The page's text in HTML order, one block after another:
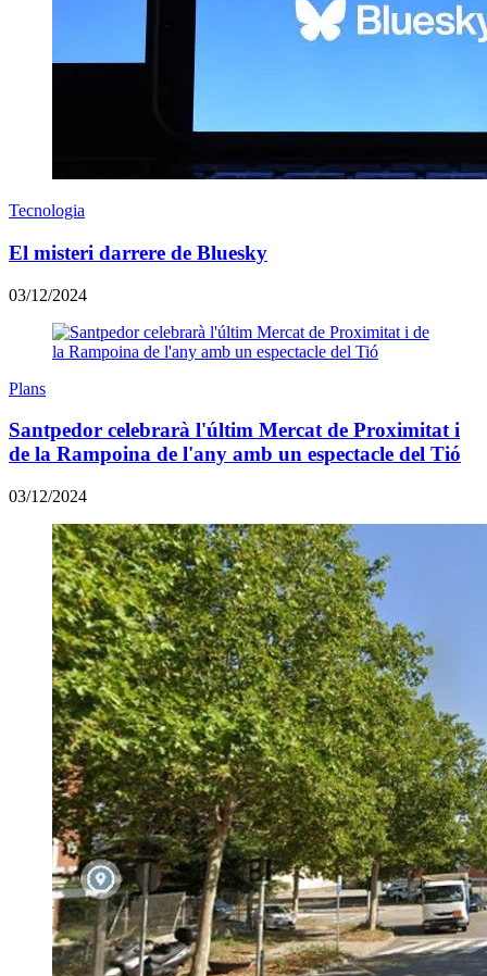
Tecnologia
El misteri darrere de Bluesky
03/12/2024
Plans
Santpedor celebrarà l'últim Mercat de Proximitat i
de la Rampoina de l'any amb un espectacle del Tió
03/12/2024